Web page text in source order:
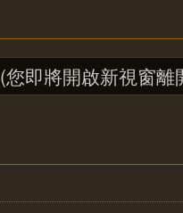
(您即將開啟新視窗離